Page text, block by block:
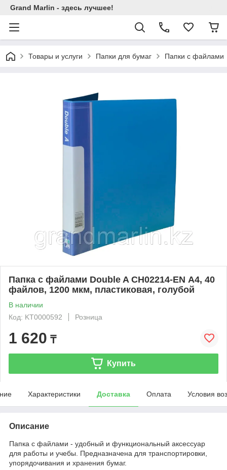
Grand Marlin - здесь лучшее!
Товары и услуги Папки для бумаг Папки с файлами
Папка с файлами Double A CH02214-EN А4, 40
файлов, 1200 мкм, пластиковая, голубой
В наличии
Код: KT0000592
Розница
1 620 ₸
Купить
Характеристики Доставка Оплата Условия
Описание
Папка с файлами - удобный и функциональный аксессуар
для работы и учебы. Предназначена для транспортировки,
упорядочивания и хранения бумаг.